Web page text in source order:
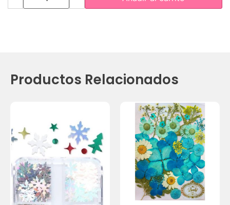
Productos Relacionados